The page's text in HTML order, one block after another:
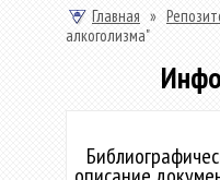
Главная »
алкоголизма"